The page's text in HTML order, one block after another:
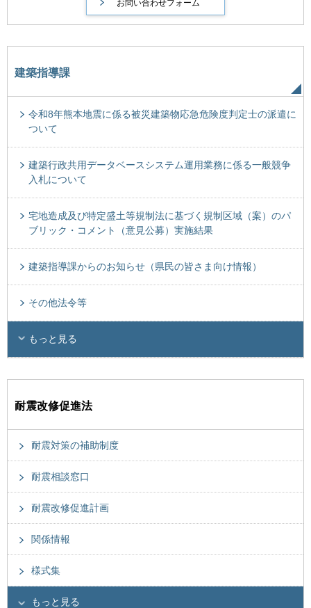
建築指導課
令和8年熊本地震に係る被災建築物応急危険度判定士の派遣に
ついて
建築行政共用データベースシステム運用業務に係る一般競争
入札について
宅地造成及び特定盛土等規制法に基づく規制区域（案）のパ
ブリック・コメント（意見公募）実施結果
建築指導課からのお知らせ（県民の皆さま向け情報）
その他法令等
もっと見る
耐震改修促進法
耐震対策の補助制度
耐震相談窓口
耐震改修促進計画
関係情報
様式集
もっと見る